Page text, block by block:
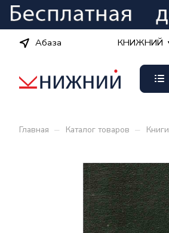
Абаза КНИЖНИЙ
Главная – Каталог товаров – Книги